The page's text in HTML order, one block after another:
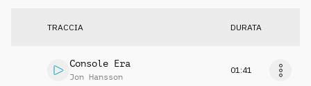
TRACCIA DURATA
Console Era
Jon Hansson
01:41